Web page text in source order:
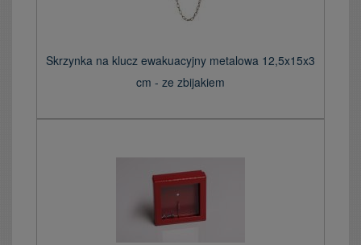
Skrzynka na klucz ewakuacyjny metalowa 12,5x15x3
cm - ze zbijakiem